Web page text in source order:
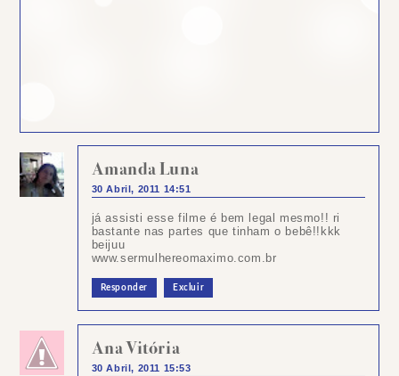
Amanda Luna
30 Abril, 2011 14:51
já assisti esse filme é bem legal mesmo!! ri
bastante nas partes que tinham o bebê!!kkk
beijuu
www.sermulhereomaximo.com.br
Responder Excluir
Ana Vitória
30 Abril, 2011 15:53